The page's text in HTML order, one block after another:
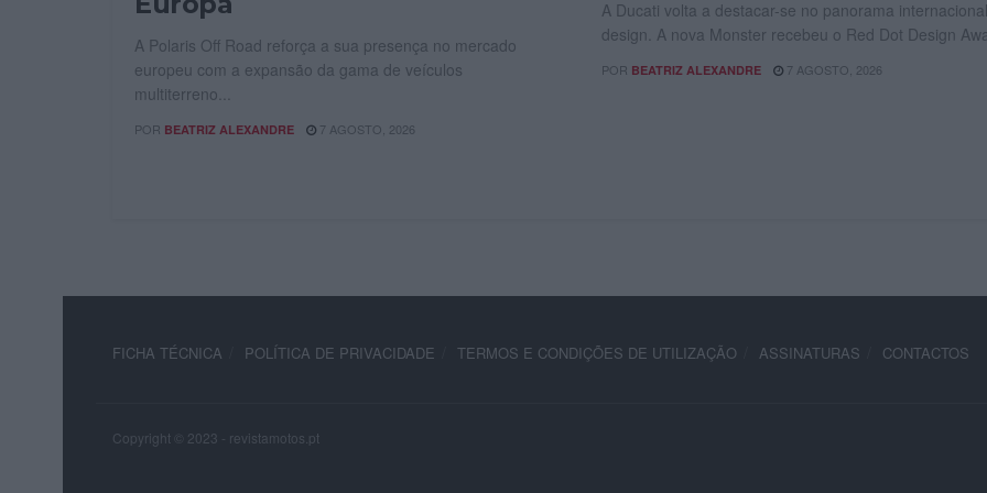
A Polaris Off Road reforça a sua presença no mercado
europeu com a expansão da gama de veículos
multiterreno...
POR BEATRIZ ALEXANDRE 7 AGOSTO, 2026
A Ducati volta a destacar-se no panorama
design. A nova Monster recebeu o Red Dot Design
POR BEATRIZ ALEXANDRE 7 AGOSTO, 2026
FICHA TÉCNICA POLÍTICA DE PRIVACIDADE TERMOS E CONDIÇÕES DE UTILIZAÇÃO ASSINATURAS CONTACTOS
Copyright © 2023 - revistamotos.pt